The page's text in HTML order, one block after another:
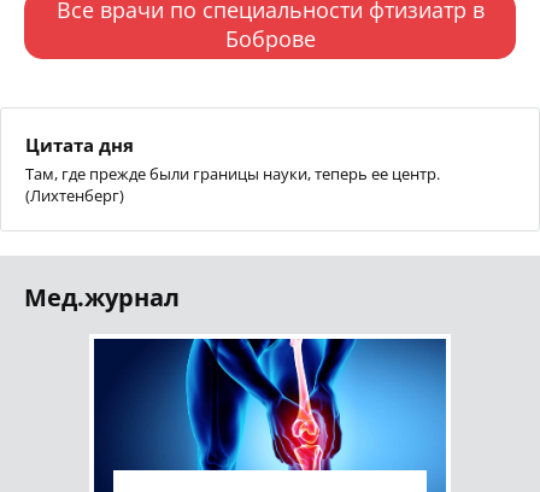
Все врачи по специальности фтизиатр в
Боброве
Цитата дня
Там, где прежде были границы науки, теперь ее центр.
(Лихтенберг)
Мед.журнал